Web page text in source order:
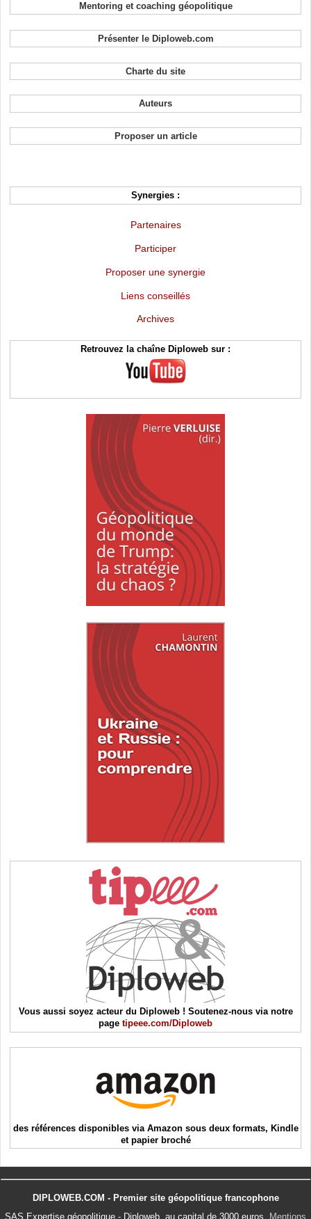
Mentoring et coaching géopolitique
Présenter le Diploweb.com
Charte du site
Auteurs
Proposer un article
Synergies :
Partenaires
Participer
Proposer une synergie
Liens conseillés
Archives
Retrouvez la chaîne Diploweb sur :
Vous aussi soyez acteur du Diploweb ! Soutenez-nous via notre
page tipeee.com/Diploweb
des références disponibles via Amazon sous deux formats, Kindle
et papier broché
DIPLOWEB.COM - Premier site géopolitique francophone
SAS Expertise géopolitique - Diploweb, au capital de 3000 euros.
Mentions